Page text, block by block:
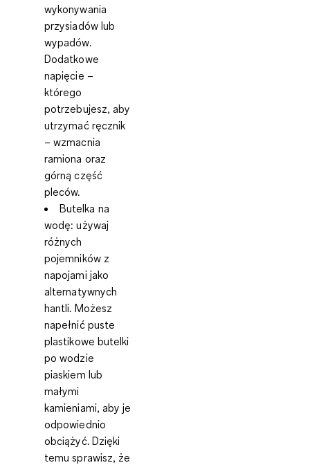
wykonywania
przysiadów lub
wypadów.
Dodatkowe
napięcie –
którego
potrzebujesz, aby
utrzymać ręcznik
– wzmacnia
ramiona oraz
górną część
pleców.
Butelka na
wodę: używaj
różnych
pojemników z
napojami jako
alternatywnych
hantli. Możesz
napełnić puste
plastikowe butelki
po wodzie
piaskiem lub
małymi
kamieniami, aby je
odpowiednio
obciążyć. Dzięki
temu sprawisz, że